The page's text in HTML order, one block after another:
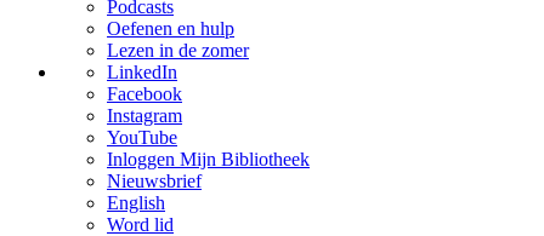
Podcasts
Oefenen en hulp
Lezen in de zomer
LinkedIn
Facebook
Instagram
YouTube
Inloggen Mijn Bibliotheek
Nieuwsbrief
English
Word lid